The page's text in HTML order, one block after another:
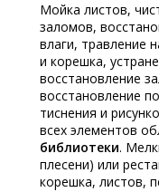
Мойка листов,
заломов,
влаги, травление
и корешка,
восстановление
восстановление
тиснения и
всех элементов
библиотеки.
плесени) или
корешка, листов,